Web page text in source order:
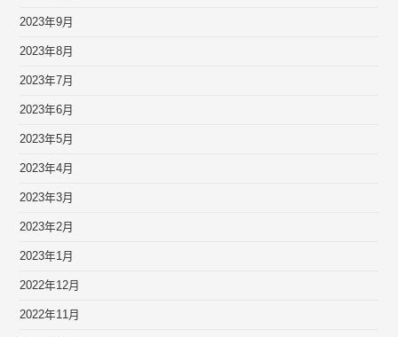
2023年9月
2023年8月
2023年7月
2023年6月
2023年5月
2023年4月
2023年3月
2023年2月
2023年1月
2022年12月
2022年11月